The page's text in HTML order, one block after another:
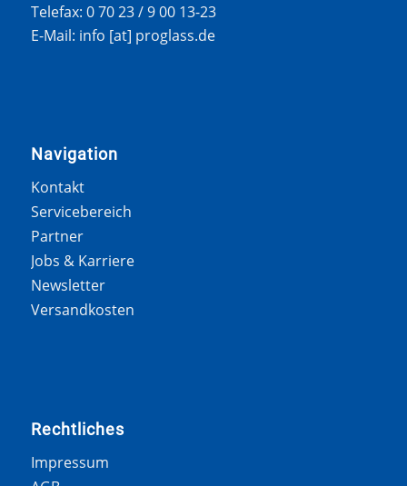
Telefax: 0 70 23 / 9 00 13-23
E-Mail: info [at] proglass.de
Navigation
Kontakt
Servicebereich
Partner
Jobs & Karriere
Newsletter
Versandkosten
Rechtliches
Impressum